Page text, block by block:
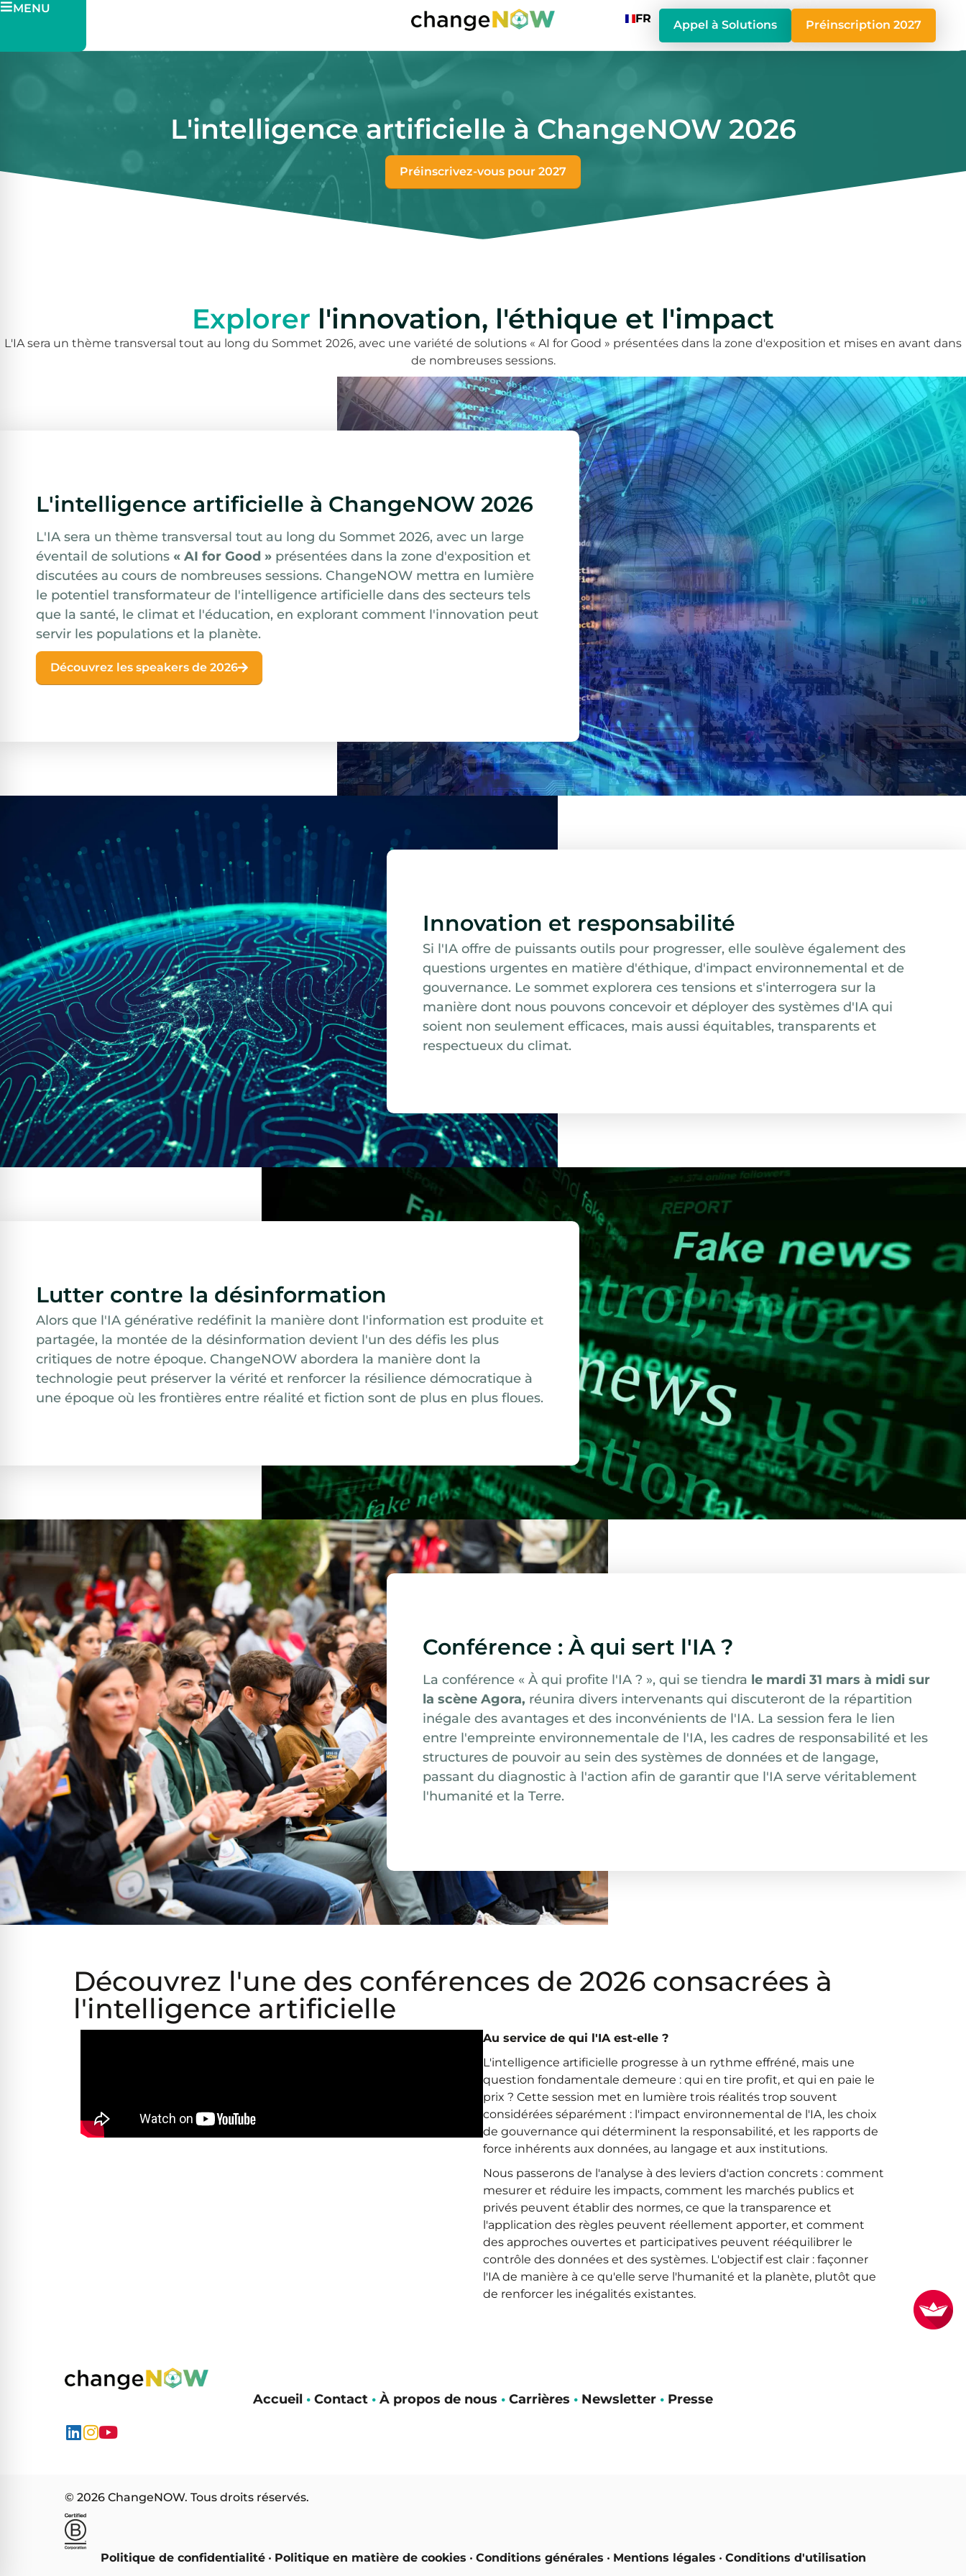
FR Appel à Solutions Préinscription 2027
MENU
L'intelligence artificielle à ChangeNOW 2026
Préinscrivez-vous pour 2027
Explorer l'innovation, l'éthique et l'impact
L'IA sera un thème transversal tout au long du Sommet 2026, avec une variété de solutions « AI for Good » présentées dans la zone d'exposition et mises en avant dans
de nombreuses sessions.
L'intelligence artificielle à ChangeNOW 2026
L'IA sera un thème transversal tout au long du Sommet 2026, avec un large
éventail de solutions « AI for Good » présentées dans la zone d'exposition et
discutées au cours de nombreuses sessions. ChangeNOW mettra en lumière
le potentiel transformateur de l'intelligence artificielle dans des secteurs tels
que la santé, le climat et l'éducation, en explorant comment l'innovation peut
servir les populations et la planète.
Découvrez les speakers de 2026
Innovation et responsabilité
Si l'IA offre de puissants outils pour progresser, elle soulève également des
questions urgentes en matière d'éthique, d'impact environnemental et de
gouvernance. Le sommet explorera ces tensions et s'interrogera sur la
manière dont nous pouvons concevoir et déployer des systèmes d'IA qui
soient non seulement efficaces, mais aussi équitables, transparents et
respectueux du climat.
Lutter contre la désinformation
Alors que l'IA générative redéfinit la manière dont l'information est produite et
partagée, la montée de la désinformation devient l'un des défis les plus
critiques de notre époque. ChangeNOW abordera la manière dont la
technologie peut préserver la vérité et renforcer la résilience démocratique à
une époque où les frontières entre réalité et fiction sont de plus en plus floues.
Conférence : À qui sert l'IA ?
La conférence « À qui profite l'IA ? », qui se tiendra le mardi 31 mars à midi sur
la scène Agora, réunira divers intervenants qui discuteront de la répartition
inégale des avantages et des inconvénients de l'IA. La session fera le lien
entre l'empreinte environnementale de l'IA, les cadres de responsabilité et les
structures de pouvoir au sein des systèmes de données et de langage,
passant du diagnostic à l'action afin de garantir que l'IA serve véritablement
l'humanité et la Terre.
Découvrez l'une des conférences de 2026 consacrées à
l'intelligence artificielle
Au service de qui l'IA est-elle ?
L'intelligence artificielle progresse à un rythme effréné, mais une
question fondamentale demeure : qui en tire profit, et qui en paie le
prix ? Cette session met en lumière trois réalités trop souvent
considérées séparément : l'impact environnemental de l'IA, les choix
de gouvernance qui déterminent la responsabilité, et les rapports de
force inhérents aux données, au langage et aux institutions.
Nous passerons de l'analyse à des leviers d'action concrets : comment
mesurer et réduire les impacts, comment les marchés publics et
privés peuvent établir des normes, ce que la transparence et
l'application des règles peuvent réellement apporter, et comment
des approches ouvertes et participatives peuvent rééquilibrer le
contrôle des données et des systèmes. L'objectif est clair : façonner
l'IA de manière à ce qu'elle serve l'humanité et la planète, plutôt que
de renforcer les inégalités existantes.
Accueil • Contact • À propos de nous • Carrières • Newsletter • Presse
© 2026 ChangeNOW. Tous droits réservés.
Politique de confidentialité• Politique en matière de cookies • Conditions générales • Mentions légales • Conditions d'utilisation